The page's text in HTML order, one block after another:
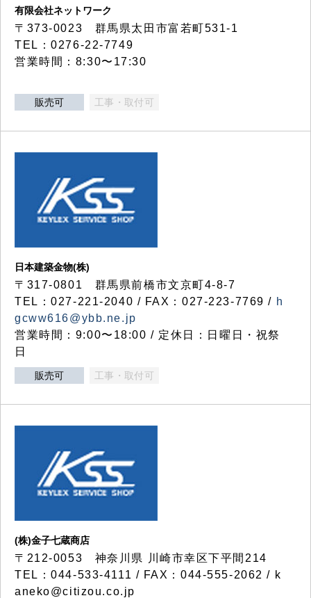
有限会社ネットワーク
〒373-0023 群馬県太田市富若町531-1
TEL：0276-22-7749
営業時間：8:30〜17:30
販売可 工事・取付可
日本建築金物(株)
〒317‐0801 群馬県前橋市文京町4-8-7
TEL：027-221-2040 / FAX：027-223-7769 / h
gcww616@ybb.ne.jp
営業時間：9:00〜18:00 / 定休日：日曜日・祝祭
日
販売可 工事・取付可
(株)金子七蔵商店
〒212-0053 神奈川県 川崎市幸区下平間214
TEL：044-533-4111 / FAX：044-555-2062 / k
aneko@citizou.co.jp